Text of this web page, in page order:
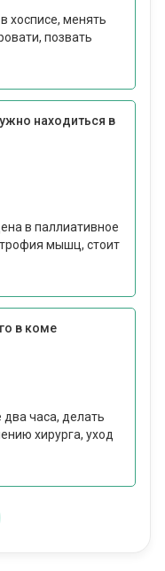
хосписе, менять
позвать
находиться в
в паллиативное
мышц, стоит
в коме
часа, делать
хирурга, уход